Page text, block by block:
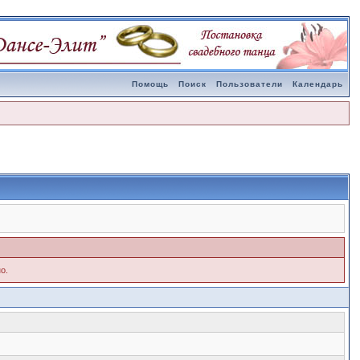
Помощь Поиск Пользователи Календарь